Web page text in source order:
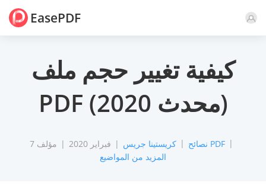
EasePDF
كيفية تغيير حجم ملف
PDF (محدث 2020)
7 فبراير 2020 مؤلف كريستينا جريس
نصائح PDF
المزيد من المواضيع
تعليق